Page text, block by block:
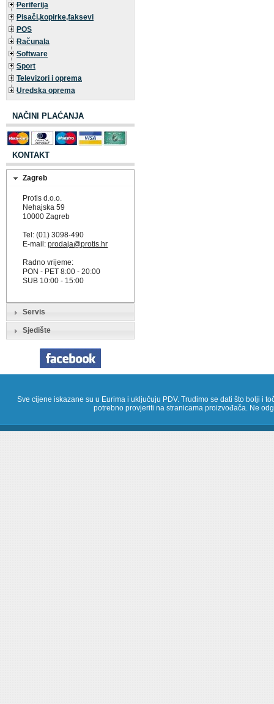
Periferija
Pisači,kopirke,faksevi
POS
Računala
Software
Sport
Televizori i oprema
Uredska oprema
NAČINI PLAĆANJA
KONTAKT
Zagreb
Protis d.o.o.
Nehajska 59
10000 Zagreb
Tel: (01) 3098-490
E-mail:prodaja@protis.hr
Radno vrijeme:
PON - PET 8:00 - 20:00
SUB 10:00 - 15:00
Servis
Sjedište
Sve cijene iskazane su u Eurima i uključuju PDV. Trudimo se dati što bolji i
potrebno provjeriti na stranicama proizvođača. Ne